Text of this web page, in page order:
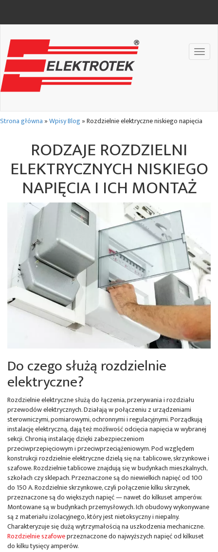
Strona główna »Wpisy Blog»Rozdzielnie elektryczne niskiego napięcia
RODZAJE ROZDZIELNI
ELEKTRYCZNYCH NISKIEGO
NAPIĘCIA I ICH MONTAŻ
Do czego służą rozdzielnie
elektryczne?
Rozdzielnie elektryczne służą do łączenia, przerywania i rozdziału
przewodów elektrycznych. Działają w połączeniu z urządzeniami
sterowniczymi, pomiarowymi, ochronnymi i regulacyjnymi. Porządkują
instalację elektryczną, dają też możliwość odcięcia napięcia w wybranej
sekcji. Chronią instalację dzięki zabezpieczeniom
przeciwprzepięciowym i przeciwprzeciążeniowym. Pod względem
konstrukcji rozdzielnie elektryczne dzielą się na: tablicowe, skrzynkowe i
szafowe. Rozdzielnie tablicowe znajdują się w budynkach mieszkalnych,
szkołach czy sklepach.Przeznaczone są do niewielkich napięć od 100
do 150 A. Rozdzielnie skrzynkowe, czyli połączenie kilku skrzynek,
przeznaczone są do większych napięć — nawet do kilkuset amperów.
Montowane są w budynkach przemysłowych. Ich obudowy wykonywane
są z materiału izolacyjnego, który jest nietoksyczny i niepalny.
Charakteryzuje się dużą wytrzymałością na uszkodzenia mechaniczne.
Rozdzielnie szafoweprzeznaczone do najwyższych napięć od kilkuset
do kilku tysięcy amperów.